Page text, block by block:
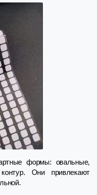
формы: овальные,
Они привлекают